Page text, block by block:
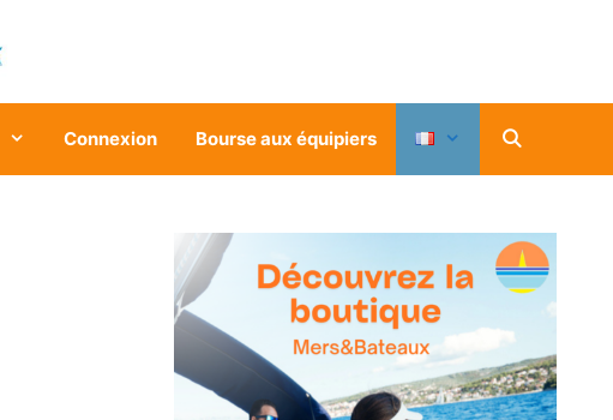
Connexion Bourse aux équipiers